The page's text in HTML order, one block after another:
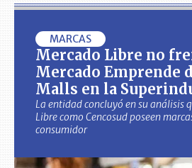
MARCAS
Mercado Libre no
Mercado Emprende
Malls en la
La entidad concluyó en su análisis
Libre como Cencosud poseen
consumidor